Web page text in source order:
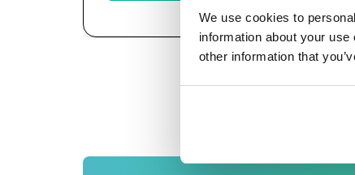
We use cookies to
information about your
other information that
Alla priser visas